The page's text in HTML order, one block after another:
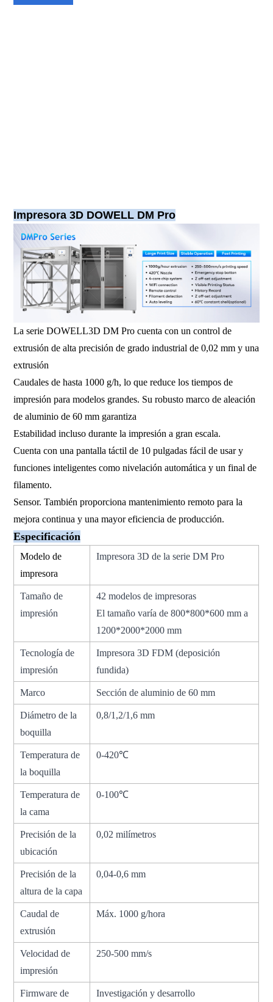
Impresora 3D DOWELL DM Pro
La serie DOWELL3D DM Pro cuenta con un control de
extrusión de alta precisión de grado industrial de 0,02 mm y una
extrusión
Caudales de hasta 1000 g/h, lo que reduce los tiempos de
impresión para modelos grandes. Su robusto marco de aleación
de aluminio de 60 mm garantiza
Estabilidad incluso durante la impresión a gran escala.
Cuenta con una pantalla táctil de 10 pulgadas fácil de usar y
funciones inteligentes como nivelación automática y un final de
filamento.
Sensor. También proporciona mantenimiento remoto para la
mejora continua y una mayor eficiencia de producción.
Especificación
Modelo de
impresora
Impresora 3D de la serie DM Pro
Tamaño de
impresión
42 modelos de impresoras
El tamaño varía de 800*800*600 mm a
1200*2000*2000 mm
Tecnología de
impresión
Impresora 3D FDM (deposición
fundida)
Marco Sección de aluminio de 60 mm
Diámetro de la
boquilla
0,8/1,2/1,6 mm
Temperatura de
la boquilla
0-420℃
Temperatura de
la cama
0-100℃
Precisión de la
ubicación
0,02 milímetros
Precisión de la
altura de la capa
0,04-0,6 mm
Caudal de
extrusión
Máx. 1000 g/hora
Velocidad de
impresión
250-500 mm/s
Firmware de Investigación y desarrollo